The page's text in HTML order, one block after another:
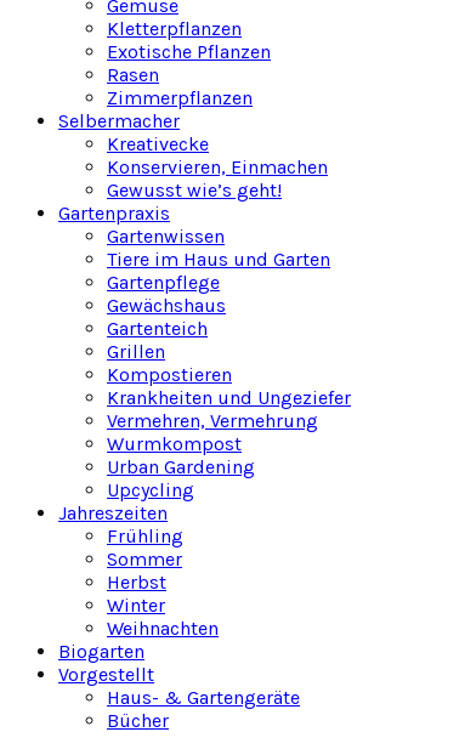
Gemüse
Kletterpflanzen
Exotische Pflanzen
Rasen
Zimmerpflanzen
Selbermacher
Kreativecke
Konservieren, Einmachen
Gewusst wie’s geht!
Gartenpraxis
Gartenwissen
Tiere im Haus und Garten
Gartenpflege
Gewächshaus
Gartenteich
Grillen
Kompostieren
Krankheiten und Ungeziefer
Vermehren, Vermehrung
Wurmkompost
Urban Gardening
Upcycling
Jahreszeiten
Frühling
Sommer
Herbst
Winter
Weihnachten
Biogarten
Vorgestellt
Haus- & Gartengeräte
Bücher